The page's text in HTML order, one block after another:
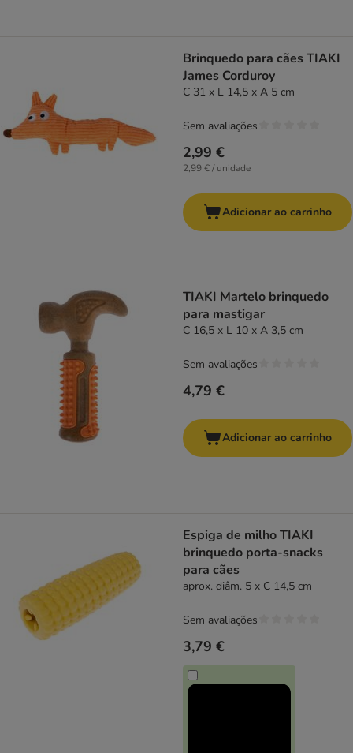
Brinquedo para cães TIAKI
James Corduroy
C 31 x L 14,5 x A 5 cm
2,99 €
2,99 € / unidade
Sem avaliações
Adicionar ao carrinho
TIAKI Martelo brinquedo
para mastigar
C 16,5 x L 10 x A 3,5 cm
4,79 €
Sem avaliações
Adicionar ao carrinho
Espiga de milho TIAKI
brinquedo porta-snacks
para cães
aprox. diâm. 5 x C 14,5 cm
3,79 €
Sem avaliações